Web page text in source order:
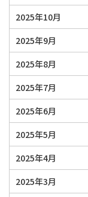
2025年10月
2025年9月
2025年8月
2025年7月
2025年6月
2025年5月
2025年4月
2025年3月